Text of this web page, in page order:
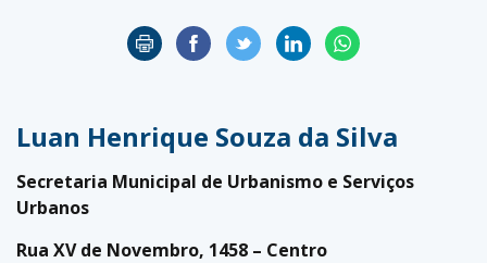
Luan Henrique Souza da Silva
Secretaria Municipal de Urbanismo e Serviços
Urbanos
Rua XV de Novembro, 1458 – Centro